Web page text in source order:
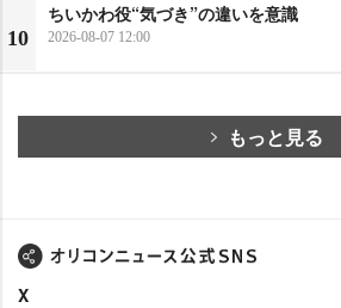
10
ちいかわ役“気づき”の違いを意識
2026-08-07 12:00
もっと見る
X